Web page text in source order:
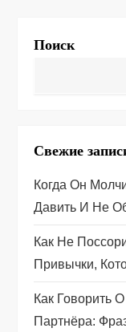
г
и
я
п
о
з
а
Поиск
Свежие
Когда Он
Давить И Не
Как Не
Привычки,
Как Говорить
Партнёра: